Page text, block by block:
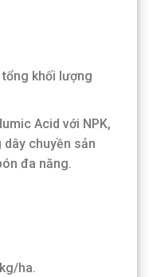
tổng khối lượng
Acid với NPK,
chuyền sản
đa năng.
ha.